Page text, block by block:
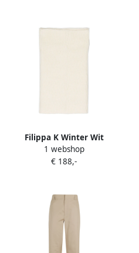
Filippa K Winter Wit
Gebreide Snood Beige
Dames
1 webshop
€ 188,-